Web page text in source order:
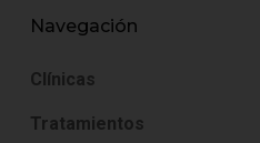
Navegación
Clínicas
Tratamientos